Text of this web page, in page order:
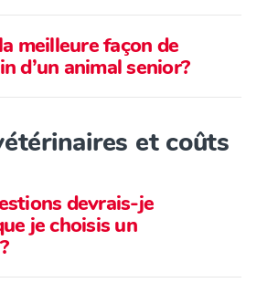
meilleure façon de
d’un animal senior?
et coûts
devrais-je
je choisis un